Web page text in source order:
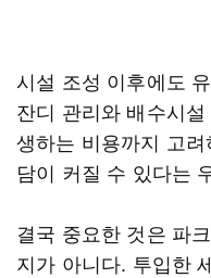
시설 조성 이후에도
잔디 관리와 배수시
생하는 비용까지 고
담이 커질 수 있다는
결국 중요한 것은 파
지가 아니다. 투입한